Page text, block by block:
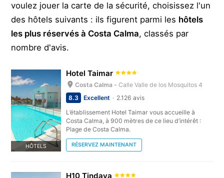
voulez jouer la carte de la sécurité, choisissez l'un
des hôtels suivants : ils figurent parmi les hôtels
les plus réservés à Costa Calma, classés par
nombre d'avis.
HÔTELS
Hotel Taimar
Costa Calma -Calle Valle de los Mosquitos 4
8.3
Excellent
2.126 avis
L’établissement Hotel Taimar vous accueille à
Costa Calma, à 900 mètres de ce lieu d’intérêt :
Plage de Costa Calma.
RÉSERVEZ MAINTENANT
H10 Tindaya